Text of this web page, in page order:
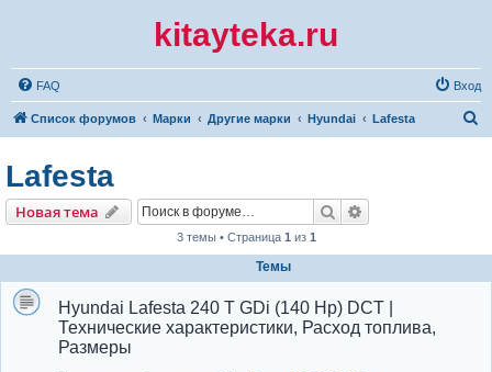
kitayteka.ru
FAQ Вход
Список форумов Марки Другие марки Hyundai Lafesta
Lafesta
Новая тема Поиск
3 темы • Страница 1 из 1
Темы
Hyundai Lafesta 240 T GDi (140 Hp) DCT |
Технические характеристики, Расход топлива,
Размеры